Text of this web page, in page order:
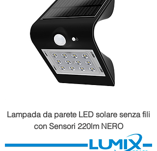
Lampada da parete LED solare senza fili
con Sensori 220lm NERO